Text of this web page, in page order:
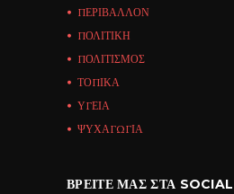
ΠΕΡΙΒΑΛΛΟΝ
ΠΟΛΙΤΙΚΗ
ΠΟΛΙΤΙΣΜΟΣ
ΤΟΠΙΚΑ
ΥΓΕΙΑ
ΨΥΧΑΓΩΓΙΑ
ΒΡΕΊΤΕ ΜΑΣ ΣΤΑ